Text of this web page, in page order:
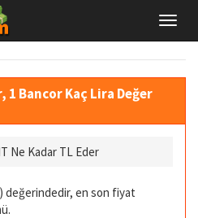
1 Bancor Kaç Lira Değer
Ne Kadar TL Eder
değerindedir, en son fiyat